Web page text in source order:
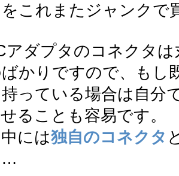
これまたジャンクで
アダプタのコネクタ
かりですので、もし
っている場合は自分
ることも容易です。
には独自のコネクタ